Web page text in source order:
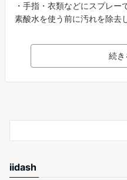
・手指・衣類などにスプレ
素酸水を使う前に汚れを除去
続き
iidash